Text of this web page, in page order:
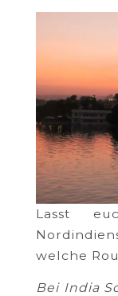
Lasst
welche
Bei India